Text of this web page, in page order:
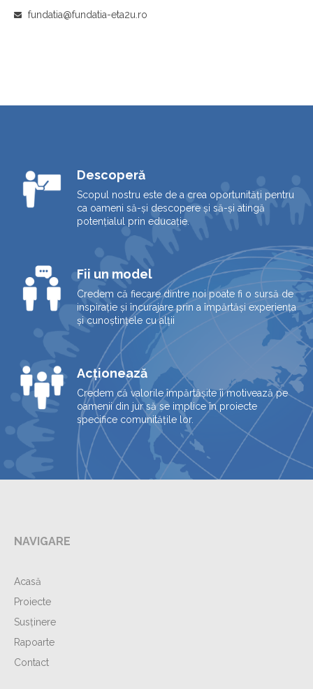
fundatia@fundatia-eta2u.ro
Descoperă
Scopul nostru este de a crea oportunități pentru
ca oameni să-și descopere și să-și atingă
potențialul prin educație.
Fii un model
Credem că fiecare dintre noi poate fi o sursă de
inspirație și încurajare prin a împărtăși experiența
și cunoștințele cu alții
Acționează
Credem că valorile împărtășite îi motivează pe
oamenii din jur să se implice în proiecte
specifice comunitățile lor.
NAVIGARE
Acasă
Proiecte
Susținere
Rapoarte
Contact